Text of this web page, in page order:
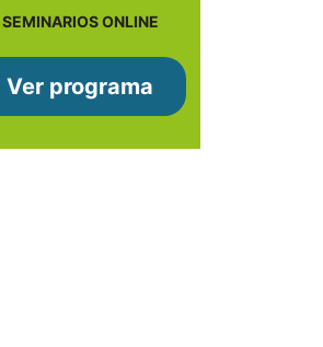
SEMINARIOS ONLINE
Ver programa